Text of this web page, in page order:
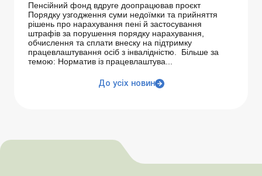
Пенсійний фонд вдруге доопрацював проєкт
Порядку узгодження суми недоїмки та прийняття
рішень про нарахування пені й застосування
штрафів за порушення порядку нарахування,
обчислення та сплати внеску на підтримку
працевлаштування осіб з інвалідністю. Більше за
темою: Норматив із працевлаштува...
До усіх новин